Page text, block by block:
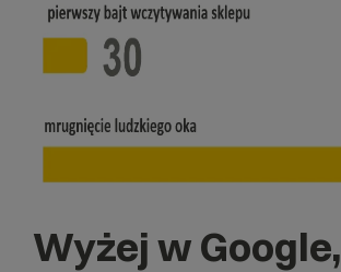
Wyżej w Google,